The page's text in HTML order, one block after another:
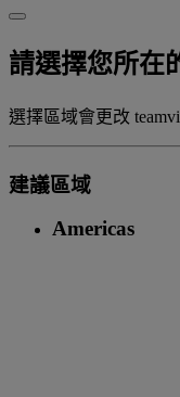
請選擇您所在
選擇區域會更改
建議區域
Americas